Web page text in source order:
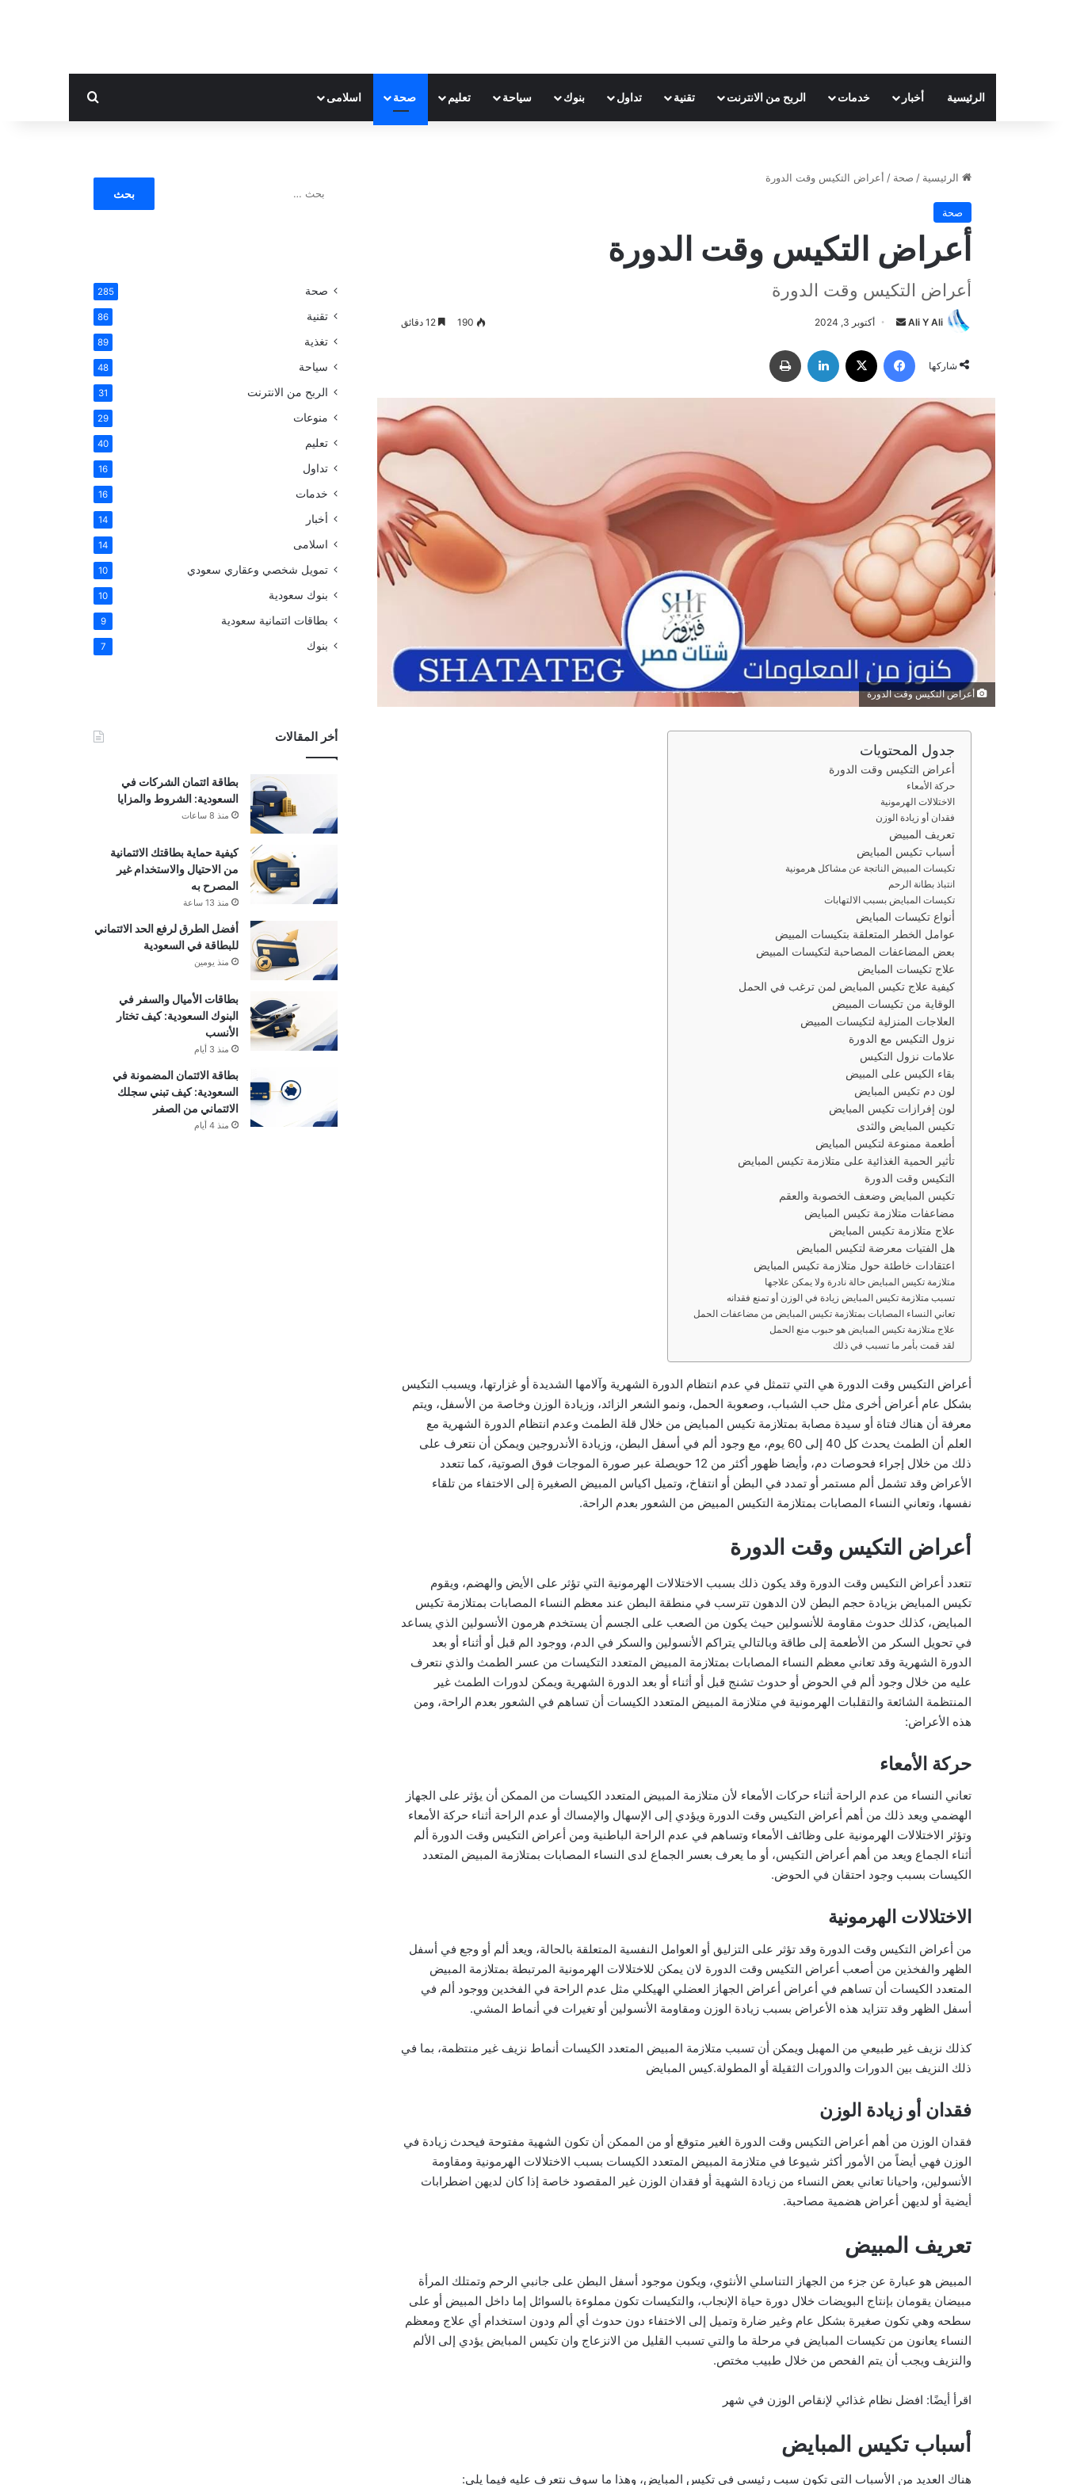
الرئيسية أخبار خدمات الربح من الانترنت تقنية تداول بنوك سياحة تعليم صحة اسلامى
الرئيسية / صحة / أعراض التكيس وقت الدورة
صحة
أعراض التكيس وقت الدورة
أعراض التكيس وقت الدورة
Ali Y Ali
س
ل
ب
ي
ا
ت
و
ن
ي
ا
أكتوبر 3, 2024 190
شاركها
أعراض التكيس وقت الدورة
جدول المحتويات
أعراض التكيس وقت الدورة
حركة الأمعاء
الاختلالات الهرمونية
فقدان أو زيادة الوزن
تعريف المبيض
أسباب تكيس المبايض
تكيسات المبيض الناتجة عن مشاكل هرمونية
انتباذ بطانة الرحم
تكيسات المبايض بسبب الالتهابات
أنواع تكيسات المبايض
عوامل الخطر المتعلقة بتكيسات المبيض
بعض المضاعفات المصاحبة لتكيسات المبيض
علاج تكيسات المبايض
كيفية علاج تكيس المبايض لمن ترغب في الحمل
الوقاية من تكيسات المبيض
العلاجات المنزلية لتكيسات المبيض
نزول التكيس مع الدورة
علامات نزول التكيس
بقاء الكيس على المبيض
لون دم تكيس المبايض
لون إفرازات تكيس المبايض
تكيس المبايض والثدى
أطعمة ممنوعة لتكيس المبايض
تأثير الحمية الغذائية على متلازمة تكيس المبايض
التكيس وقت الدورة
تكيس المبايض وضعف الخصوبة والعقم
مضاعفات متلازمة تكيس المبايض
علاج متلازمة تكيس المبايض
هل الفتيات معرضة لتكيس المبايض
اعتقادات خاطئة حول متلازمة تكيس المبايض
متلازمة تكيس المبايض حالة نادرة ولا يمكن علاجها
تسبب متلازمة تكيس المبايض زيادة في الوزن أو تمنع فقدانه
تعاني النساء المصابات بمتلازمة تكيس المبايض من مضاعفات الحمل
علاج متلازمة تكيس المبايض هو حبوب منع الحمل
لقد قمت بأمر ما تسبب في ذلك
أعراض التكيس وقت الدورة هي التي تتمثل في عدم انتظام الدورة الشهرية وآلامها الشديدة أو غزارتها، ويسبب التكيس
بشكل عام أعراض أخرى مثل حب الشباب، وصعوبة الحمل، ونمو الشعر الزائد، وزيادة الوزن وخاصة من الأسفل، ويتم
معرفة أن هناك فتاة أو سيدة مصابة بمتلازمة تكيس المبايض من خلال قلة الطمث وعدم انتظام الدورة الشهرية مع
العلم أن الطمث يحدث كل 40 إلى 60 يوم، مع وجود ألم في أسفل البطن، وزيادة الأندروجين ويمكن أن نتعرف على
ذلك من خلال إجراء فحوصات دم، وأيضا ظهور أكثر من 12 حويصلة عبر صورة الموجات فوق الصوتية، كما تتعدد
الأعراض وقد تشمل ألم مستمر أو تمدد في البطن أو انتفاخ، وتميل اكياس المبيض الصغيرة إلى الاختفاء من تلقاء
نفسها، وتعاني النساء المصابات بمتلازمة التكيس المبيض من الشعور بعدم الراحة.
أعراض التكيس وقت الدورة
تتعدد أعراض التكيس وقت الدورة وقد يكون ذلك بسبب الاختلالات الهرمونية التي تؤثر على الأيض والهضم، ويقوم
تكيس المبايض بزيادة حجم البطن لان الدهون تترسب في منطقة البطن عند معظم النساء المصابات بمتلازمة تكيس
المبايض، كذلك حدوث مقاومة للأنسولين حيث يكون من الصعب على الجسم أن يستخدم هرمون الأنسولين الذي يساعد
في تحويل السكر من الأطعمة إلى طاقة وبالتالي يتراكم الأنسولين والسكر في الدم، ووجود الم قبل أو أثناء أو بعد
الدورة الشهرية وقد تعاني معظم النساء المصابات بمتلازمة المبيض المتعدد التكيسات من عسر الطمث والذي نتعرف
عليه من خلال وجود ألم في الحوض أو حدوث تشنج قبل أو أثناء أو بعد الدورة الشهرية ويمكن لدورات الطمث غير
المنتظمة الشائعة والتقلبات الهرمونية في متلازمة المبيض المتعدد الكيسات أن تساهم في الشعور بعدم الراحة، ومن
هذه الأعراض:
حركة الأمعاء
تعاني النساء من عدم الراحة أثناء حركات الأمعاء لأن متلازمة المبيض المتعدد الكيسات من الممكن أن يؤثر على الجهاز
الهضمي ويعد ذلك من أهم أعراض التكيس وقت الدورة ويؤدي إلى الإسهال والإمساك أو عدم الراحة أثناء حركة الأمعاء
وتؤثر الاختلالات الهرمونية على وظائف الأمعاء وتساهم في عدم الراحة الباطنية ومن أعراض التكيس وقت الدورة ألم
أثناء الجماع ويعد من أهم أعراض التكيس، أو ما يعرف بعسر الجماع لدى النساء المصابات بمتلازمة المبيض المتعدد
الكيسات بسبب وجود احتقان في الحوض.
الاختلالات الهرمونية
من أعراض التكيس وقت الدورة وقد تؤثر على التزليق أو العوامل النفسية المتعلقة بالحالة، ويعد ألم أو وجع في أسفل
الظهر والفخذين من أصعب أعراض التكيس وقت الدورة لان يمكن للاختلالات الهرمونية المرتبطة بمتلازمة المبيض
المتعدد الكيسات أن تساهم في أعراض أعراض الجهاز العضلي الهيكلي مثل عدم الراحة في الفخدين ووجود ألم في
أسفل الظهر وقد تتزايد هذه الأعراض بسبب زيادة الوزن ومقاومة الأنسولين أو تغيرات في أنماط المشي.
كذلك نزيف غير طبيعي من المهبل ويمكن أن تسبب متلازمة المبيض المتعدد الكيسات أنماط نزيف غير منتظمة، بما في
ذلك النزيف بين الدورات والدورات الثقيلة أو المطولة.كيس المبايض
فقدان أو زيادة الوزن
فقدان الوزن من أهم أعراض التكيس وقت الدورة الغير متوقع أو من الممكن أن تكون الشهية مفتوحة فيحدث زيادة في
الوزن فهي أيضاً من الأمور أكثر شيوعا في متلازمة المبيض المتعدد الكيسات بسبب الاختلالات الهرمونية ومقاومة
الأنسولين، واحيانا تعاني بعض النساء من زيادة الشهية أو فقدان الوزن غير المقصود خاصة إذا كان لديهن اضطرابات
أيضية أو لديهن أعراض هضمية مصاحبة.
تعريف المبيض
المبيض هو عبارة عن جزء من الجهاز التناسلي الأنثوي، ويكون موجود أسفل البطن على جانبي الرحم وتمتلك المرأة
مبيضان يقومان بإنتاج البويضات خلال دورة حياة الإنجاب، والتكيسات تكون مملوءة بالسوائل إما داخل المبيض أو على
سطحه وهي تكون صغيرة بشكل عام وغير ضارة وتميل إلى الاختفاء دون حدوث أي ألم ودون استخدام أي علاج ومعظم
النساء يعانون من تكيسات المبايض في مرحلة ما والتي تسبب القليل من الانزعاج وان تكيس المبايض يؤدي إلى الألم
والنزيف ويجب أن يتم الفحص من خلال طبيب مختص.
اقرأ أيضًا: افضل نظام غذائي لإنقاص الوزن في شهر
أسباب تكيس المبايض
هناك العديد من الأسباب التي تكون سبب رئيسي في تكيس المبايض، وهذا ما سوف نتعرف عليه فيما يلي:
صحة 285
تقنية 86
تغذية 89
سياحة 48
الربح من الانترنت 31
منوعات 29
تعليم 40
تداول 16
خدمات 16
أخبار 14
اسلامى 14
تمويل شخصي وعقاري سعودي 10
بنوك سعودية 10
بطاقات ائتمانية سعودية 9
بنوك 7
أخر المقالات
بطاقة ائتمان الشركات في
السعودية: الشروط والمزايا
منذ 8 ساعات
كيفية حماية بطاقتك الائتمانية
من الاحتيال والاستخدام غير
المصرح به
منذ 13 ساعة
أفضل الطرق لرفع الحد الائتماني
للبطاقة في السعودية
منذ يومين
بطاقات الأميال والسفر في
البنوك السعودية: كيف تختار
الأنسب
منذ 3 أيام
بطاقة الائتمان المضمونة في
السعودية: كيف تبني سجلك
الائتماني من الصفر
منذ 4 أيام